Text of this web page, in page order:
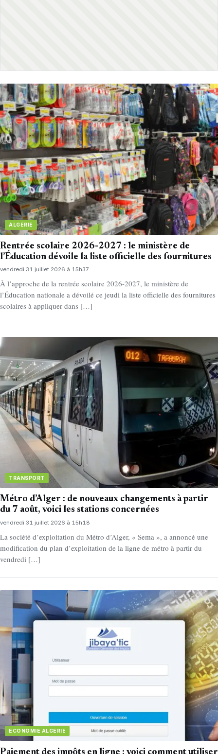
ALGÉRIE
Rentrée scolaire 2026-2027 : le ministère de
l’Éducation dévoile la liste officielle des fournitures
vendredi 31 juillet 2026 à 15h37
À l’approche de la rentrée scolaire 2026-2027, le ministère de
l’Éducation nationale a dévoilé ce jeudi la liste officielle des fournitures
scolaires à appliquer dans […]
TRANSPORT
Métro d’Alger : de nouveaux changements à partir
du 7 août, voici les stations concernées
vendredi 31 juillet 2026 à 15h18
La société d’exploitation du Métro d’Alger, « Sema », a annoncé une
modification du plan d’exploitation de la ligne de métro à partir du
vendredi […]
ECONOMIE ALGERIE